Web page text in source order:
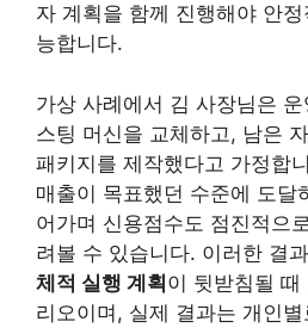
자 계획을 함께 진행해야 안
능합니다.
가상 사례에서 김 사장님은
스팅 머신을 교체하고, 남은
패키지를 제작했다고 가정합
매출이 목표했던 수준에 도달
어가며 신용점수도 점진적으
려볼 수 있습니다. 이러한 결
체적 실행 계획이 뒷받침될
리오이며, 실제 결과는 개인